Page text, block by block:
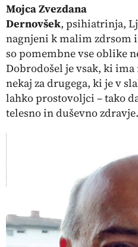
Mojca Zvezdana
Dernovšek, psihiatrinja,
nagnjeni k malim zdrsom
so pomembne vse oblike
Dobrodošel je vsak, ki ima
nekaj za drugega, ki je v
lahko prostovoljci – tako
telesno in duševno